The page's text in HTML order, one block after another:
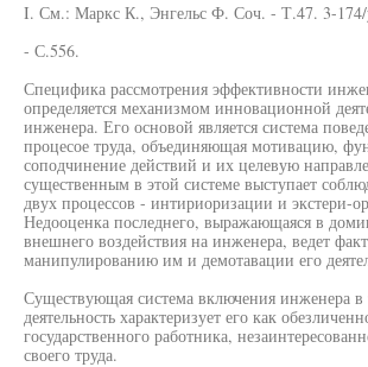
I. См.: Маркс К., Энгельс Ф. Соч. - Т.47. 3-
- С.556.
Специфика рассмотрения эффективности
определяется механизмом инновационной
инженера. Его основой является система
процесое труда, объединяющая мотивацию,
соподчинение действий и их целевую
существенным в этой системе выступает
двух процессов - интириоризации и экстери-
Недооценка последнего, выражающаяся в
внешнего воздействия на инженера, ведет
манипулированию им и демотавации его
Существующая система включения инженера в
деятельность характеризует его как
государственного работника,
своего труда.